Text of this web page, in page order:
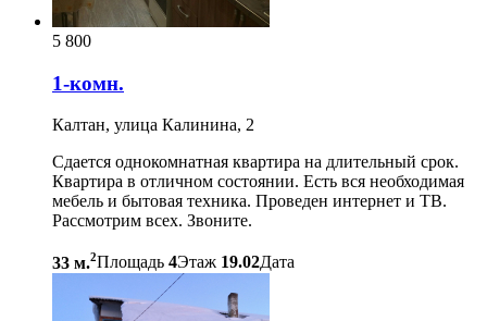
5 800
1-комн.
Калтан, улица Калинина, 2
Сдается однокомнатная квартира на длительный срок.
Квартира в отличном состоянии. Есть вся необходимая
мебель и бытовая техника. Проведен интернет и ТВ.
Рассмотрим всех. Звоните.
33 м.2Площадь 4Этаж 19.02Дата